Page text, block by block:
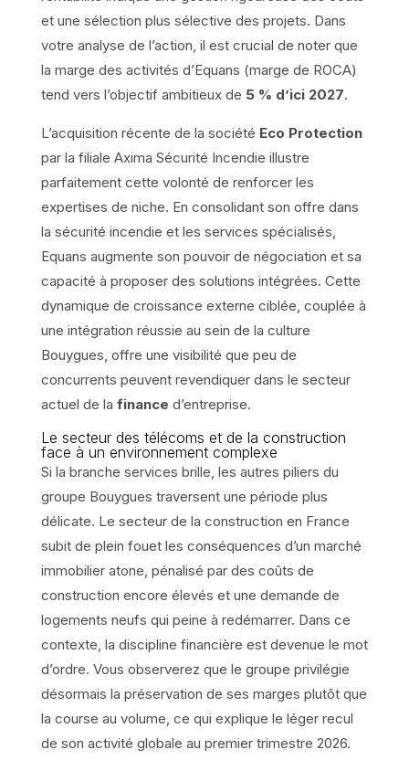
et une sélection plus sélective des projets. Dans
votre analyse de l’action, il est crucial de noter que
la marge des activités d’Equans (marge de ROCA)
tend vers l’objectif ambitieux de 5 % d’ici 2027.
L’acquisition récente de la société Eco Protection
par la filiale Axima Sécurité Incendie illustre
parfaitement cette volonté de renforcer les
expertises de niche. En consolidant son offre dans
la sécurité incendie et les services spécialisés,
Equans augmente son pouvoir de négociation et sa
capacité à proposer des solutions intégrées. Cette
dynamique de croissance externe ciblée, couplée à
une intégration réussie au sein de la culture
Bouygues, offre une visibilité que peu de
concurrents peuvent revendiquer dans le secteur
actuel de la finance d’entreprise.
Le secteur des télécoms et de la construction
face à un environnement complexe
Si la branche services brille, les autres piliers du
groupe Bouygues traversent une période plus
délicate. Le secteur de la construction en France
subit de plein fouet les conséquences d’un marché
immobilier atone, pénalisé par des coûts de
construction encore élevés et une demande de
logements neufs qui peine à redémarrer. Dans ce
contexte, la discipline financière est devenue le mot
d’ordre. Vous observerez que le groupe privilégie
désormais la préservation de ses marges plutôt que
la course au volume, ce qui explique le léger recul
de son activité globale au premier trimestre 2026.